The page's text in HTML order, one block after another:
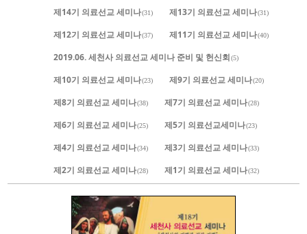
제14기 의료선교 세미나(31) 제13기 의료선교 세미나(31)
제12기 의료선교 세미나(37) 제11기 의료선교 세미나(40)
2019.06. 세천사 의료선교 세미나 준비 및 헌신회(5)
제10기 의료선교 세미나(23) 제9기 의료선교 세미나(20)
제8기 의료선교 세미나(38) 제7기 의료선교 세미나(28)
제6기 의료선교 세미나(25) 제5기 의료선교세미나(23)
제4기 의료선교 세미나(34) 제3기 의료선교 세미나(33)
제2기 의료선교 세미나(28) 제1기 의료선교 세미나(32)